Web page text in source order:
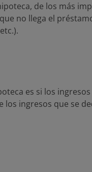
de los más
no llega el
es si los ingresos
los ingresos que se